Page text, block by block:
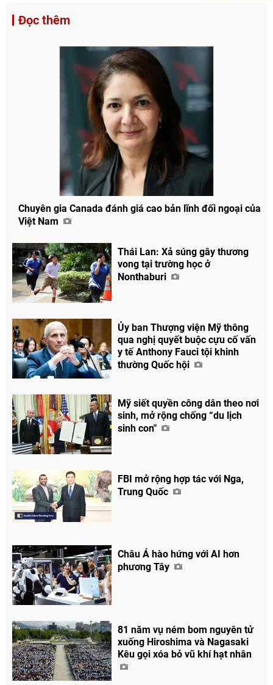
Facebook
Đọc thêm
Chuyên gia Canada đánh giá cao bản lĩnh đối ngoại của
Việt Nam
Thái Lan: Xả súng gây thương
vong tại trường học ở
Nonthaburi
Ủy ban Thượng viện Mỹ thông
qua nghị quyết buộc cựu cố vấn
y tế Anthony Fauci tội khinh
thường Quốc hội
Mỹ siết quyền công dân theo nơi
sinh, mở rộng chống “du lịch
sinh con"
FBI mở rộng hợp tác với Nga,
Trung Quốc
Châu Á hào hứng với AI hơn
phương Tây
81 năm vụ ném bom nguyên tử
xuống Hiroshima và Nagasaki
Kêu gọi xóa bỏ vũ khí hạt nhân